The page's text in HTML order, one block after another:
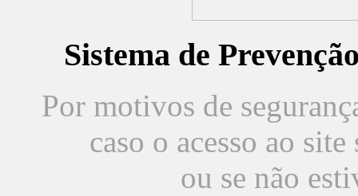
Sistema de
Por motivos de
caso o acesso ao
ou se não